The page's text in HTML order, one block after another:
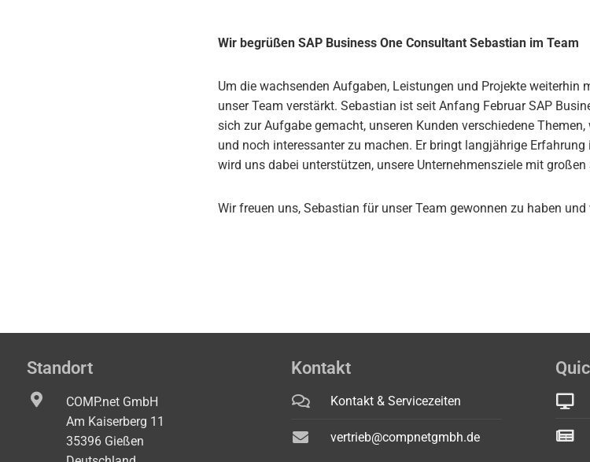
Wir begrüßen SAP Business One Consultant Sebastian im Team
Um die wachsenden Aufgaben, Leistungen und Projekte
unser Team verstärkt. Sebastian ist seit Anfang Februar SAP
sich zur Aufgabe gemacht, unseren Kunden verschiedene
und noch interessanter zu machen. Er bringt langjährige
wird uns dabei unterstützen, unsere Unternehmensziele mit großen
Wir freuen uns, Sebastian für unser Team gewonnen zu haben
Standort
COMP.net GmbH
Am Kaiserberg 11
35396 Gießen
Kontakt
Kontakt & Servicezeiten
vertrieb@compnetgmbh.de